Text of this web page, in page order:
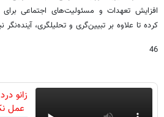
افزایش تعهدات و مسئولیت‌های اجتماعی
کرده تا علاوه بر تبیین‌گری و تحلیلگری، آینده‌نگر
46
زانو
عمل